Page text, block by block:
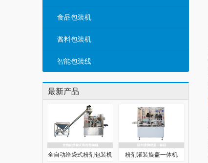
食品包装机
酱料包装机
智能包装线
最新产品
全自动给袋式粉剂包装机 粉剂灌装旋盖一体机